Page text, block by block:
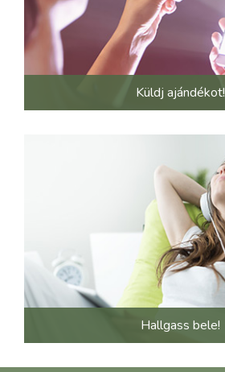
Küldj ajándékot!
Hallgass bele!